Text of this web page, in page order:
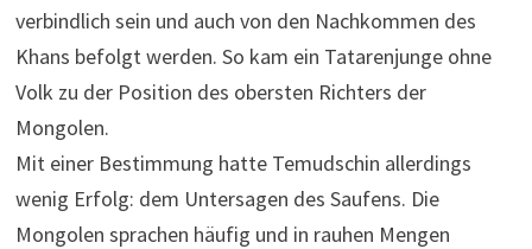
verbindlich sein und auch von den Nachkommen des
Khans befolgt werden. So kam ein Tatarenjunge ohne
Volk zu der Position des obersten Richters der
Mongolen.
Mit einer Bestimmung hatte Temudschin allerdings
wenig Erfolg: dem Untersagen des Saufens. Die
Mongolen sprachen häufig und in rauhen Mengen